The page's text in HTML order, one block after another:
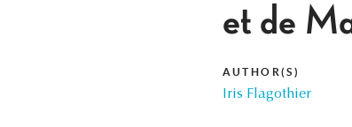
et de
AUTHOR(S)
Iris Flagothier